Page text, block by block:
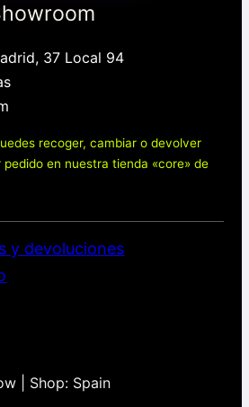
37 Local 94
recoger, cambiar o devolver
en nuestra tienda «core» de
y devoluciones
| Shop: Spain